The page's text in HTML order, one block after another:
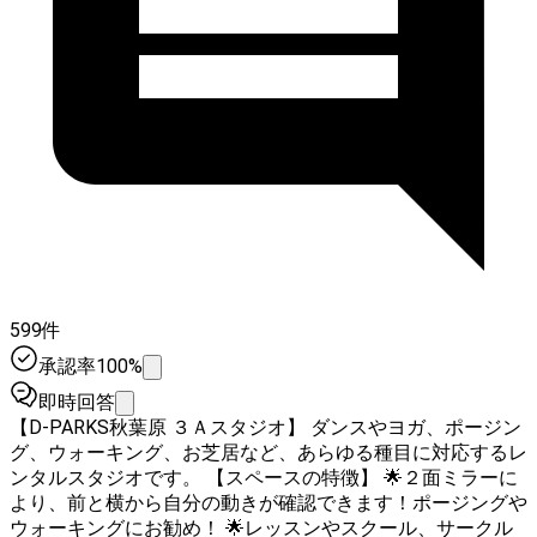
599件
承認率100%
即時回答
【D-PARKS秋葉原 ３Ａスタジオ】 ダンスやヨガ、ポージン
グ、ウォーキング、お芝居など、あらゆる種目に対応するレ
ンタルスタジオです。 【スペースの特徴】 🌟２面ミラーに
より、前と横から自分の動きが確認できます！ポージングや
ウォーキングにお勧め！ 🌟レッスンやスクール、サークル